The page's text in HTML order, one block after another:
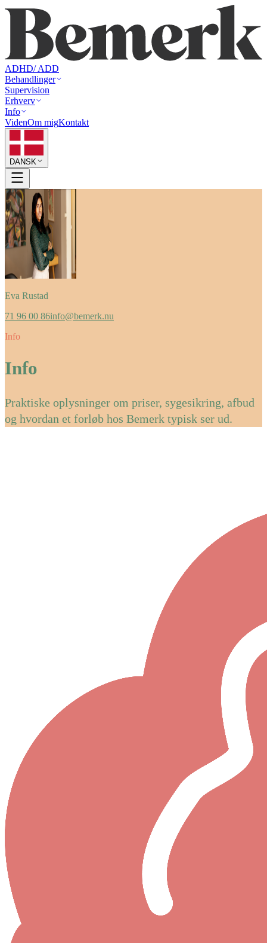
ADHD/ ADD
Behandlinger
Supervision
Erhverv
Info
VidenOm migKontakt
DANSK
Eva Rustad
71 96 00 86info@bemerk.nu
Info
Info
Praktiske oplysninger om priser, sygesikring, afbud
og hvordan et forløb hos Bemerk typisk ser ud.